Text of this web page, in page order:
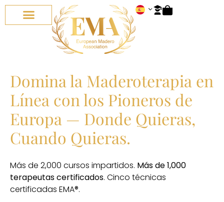
Domina la Maderoterapia en
Línea con los Pioneros de
Europa — Donde Quieras,
Cuando Quieras.
Más de 2,000 cursos impartidos. Más de 1,000
terapeutas certificados. Cinco técnicas
certificadas EMA®.